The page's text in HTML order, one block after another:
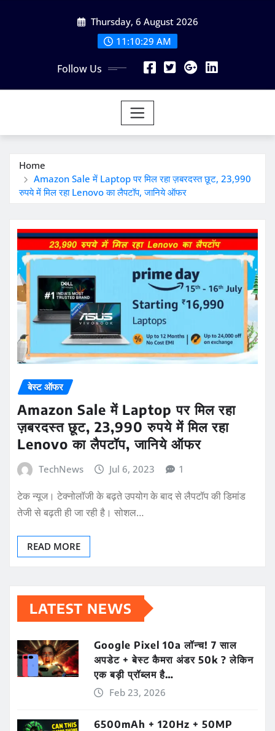
Thursday, 6 August 2026
11:10:30 AM
Follow Us
Home
Amazon Sale में Laptop पर मिल रहा ज़बरदस्त छूट, 23,990
रुपये में मिल रहा Lenovo का लैपटॉप, जानिये ऑफर
बेस्ट ऑफर
Amazon Sale में Laptop पर मिल रहा
ज़बरदस्त छूट, 23,990 रुपये में मिल रहा
Lenovo का लैपटॉप, जानिये ऑफर
TechNews Jul 6, 2023 1
टेक न्यूज। टेक्नोलॉजी के बढ़ते उपयोग के बाद से लैपटॉप की डिमांड
तेजी से बढ़ती ही जा रही है। सोशल…
READ MORE
LATEST NEWS
Google Pixel 10a लॉन्च! 7 साल
अपडेट + बेस्ट कैमरा अंडर 50k ? लेकिन
एक बड़ी प्रॉब्लम है…
Feb 23, 2026
6500mAh + 120Hz + 50MP